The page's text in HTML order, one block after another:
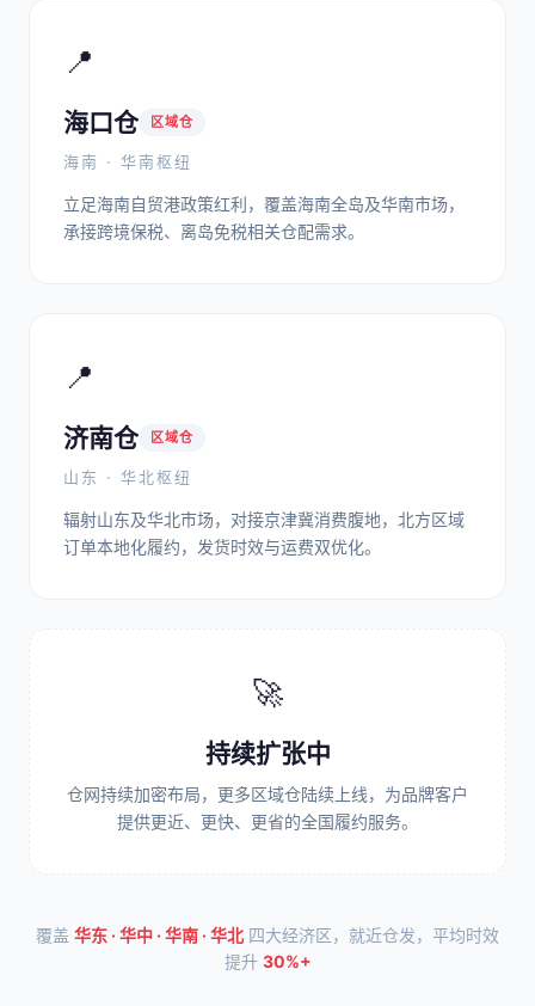
📍
海口仓 区域仓
海南 · 华南枢纽
立足海南自贸港政策红利，覆盖海南全岛及华南市场，
承接跨境保税、离岛免税相关仓配需求。
📍
济南仓 区域仓
山东 · 华北枢纽
辐射山东及华北市场，对接京津冀消费腹地，北方区域
订单本地化履约，发货时效与运费双优化。
🚀
持续扩张中
仓网持续加密布局，更多区域仓陆续上线，为品牌客户
提供更近、更快、更省的全国履约服务。
覆盖 华东 · 华中 · 华南 · 华北四大经济区，就近仓发，平均时效
提升 30%+